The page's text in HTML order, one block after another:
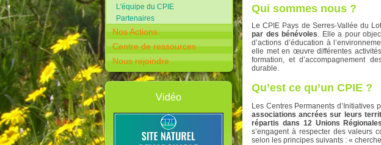
L'équipe du CPIE
Partenaires
Nos Actions
Centre de ressources
Nous rejoindre
Vidéo
Qui sommes nous ?
Le CPIE Pays de Serres-Vallée du
par des bénévoles. Elle a pour
d’actions d’éducation à
elle met en œuvre différentes
formation, et d’accompagnement
durable.
Qu’est ce qu’un CPIE ?
Les Centres Permanents d’Initiatives
associations ancrées sur leurs
répartis dans 12 Unions Régionales
s’engagent à respecter des valeurs
selon les principes suivants : «